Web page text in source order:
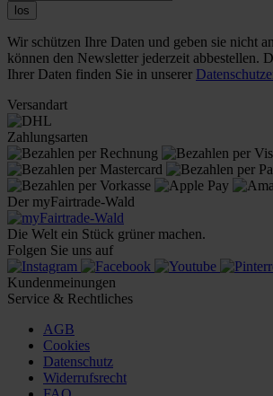
los
Wir schützen Ihre Daten und geben sie nicht
können den Newsletter jederzeit abbestellen.
Ihrer Daten finden Sie in unserer
Versandart
Zahlungsarten
Der myFairtrade-Wald
Die Welt ein Stück grüner machen.
Folgen Sie uns auf
Kundenmeinungen
Service & Rechtliches
AGB
Cookies
Datenschutz
Widerrufsrecht